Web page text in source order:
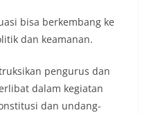
bisa berkembang ke
dan keamanan.
pengurus dan
dalam kegiatan
dan undang-